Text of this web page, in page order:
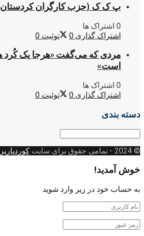
پ ک ک (حزب کارگران
0 اشتراک ها
اشتراک گذاری 0 توئیت 0
مردی که می‌گفت «هرجا یک کُرد
است»
0 اشتراک ها
اشتراک گذاری 0 توئیت 0
دسته بندی
© 2024
- تمامی حقوق برای سایت کوردپاریز
خوش آمدید!
به حساب خود در زیر وارد شوید